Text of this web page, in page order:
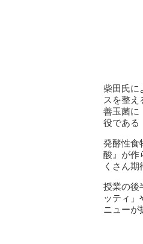
柴田氏に
スを整え
善玉菌に
役である
発酵性食
酸』が作
くさん期
授業の後
ッティ」
ニューが